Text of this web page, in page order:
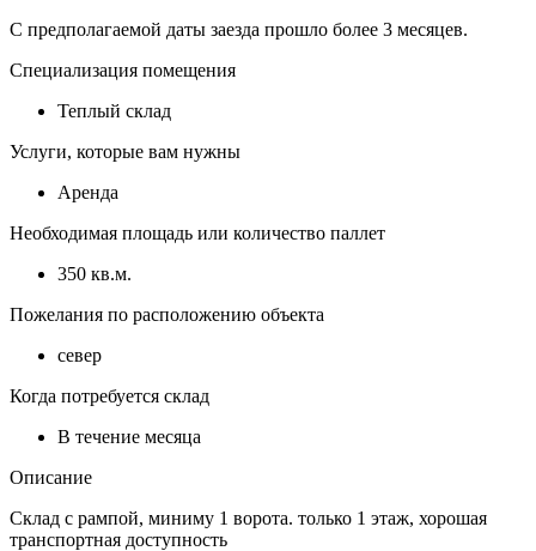
С предполагаемой даты заезда прошло более 3 месяцев.
Специализация помещения
Теплый склад
Услуги, которые вам нужны
Аренда
Необходимая площадь или количество паллет
350 кв.м.
Пожелания по расположению объекта
север
Когда потребуется склад
В течение месяца
Описание
Склад с рампой, миниму 1 ворота. только 1 этаж, хорошая
транспортная доступность